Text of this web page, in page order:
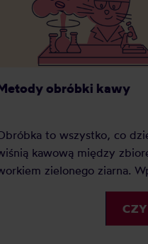
obróbki kawy
to wszystko, co
kawową między
zielonego ziarna.
na smak mocniej niż
często mocniej niż sam kraj
pochodzenia. Zebraliśmy 31